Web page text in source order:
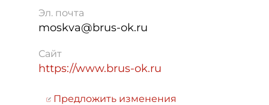
Эл. почта
moskva@brus-ok.ru
Сайт
https://www.brus-ok.ru
Предложить изменения